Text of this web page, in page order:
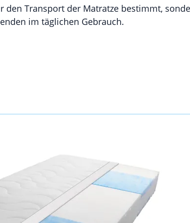
Transport der Matratze bestimmt,
im täglichen Gebrauch.